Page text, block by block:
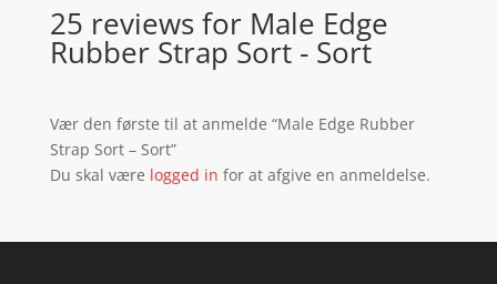
25 reviews for Male Edge
Rubber Strap Sort - Sort
Vær den første til at anmelde “Male Edge Rubber
Strap Sort – Sort”
Du skal være logged in for at afgive en anmeldelse.